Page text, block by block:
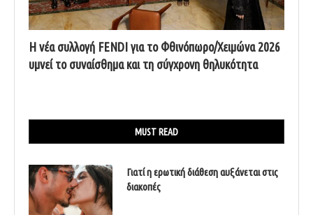
Η νέα συλλογή FENDI για το Φθινόπωρο/Χειμώνα 2026
υμνεί το συναίσθημα και τη σύγχρονη θηλυκότητα
MUST READ
Γιατί η ερωτική διάθεση αυξάνεται στις
διακοπές